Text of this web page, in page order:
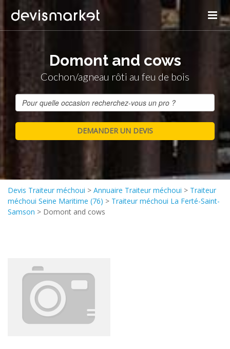
Domont and cows
Cochon/agneau rôti au feu de bois
Devis Traiteur méchoui > Annuaire Traiteur méchoui > Traiteur
méchoui Seine Maritime (76) > Traiteur méchoui La Ferté-Saint-
Samson > Domont and cows